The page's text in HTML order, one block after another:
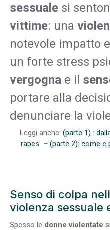
sessuale si
vittime: una
notevole impatto
un forte stress
vergogna e il
portare alla
denunciare la
Leggi anche: (parte 1) :
rapes – (parte 2): come e
Senso di colpa
violenza sessuale
Spesso le donne violentate